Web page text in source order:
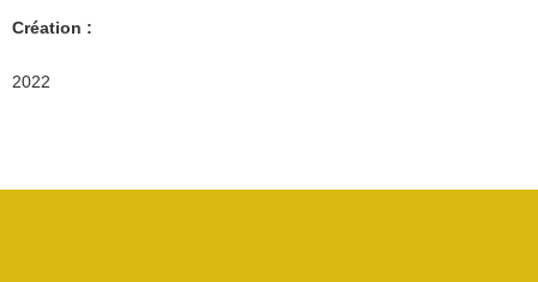
Création :
2022